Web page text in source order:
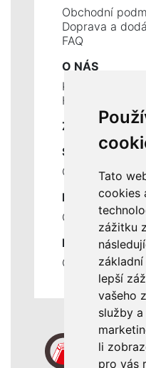
Tato
cookies
zážitku
lepší
vašeho
služby
li
pro vás
Obchodní
Doprava a
FAQ
O NÁS
Kontakty
Historie a
ZÁKLADNÍ
SLUŽBY
Ceník
DŮLEŽITÉ
Ochrana
RYCHLÉ
Odstoupení od